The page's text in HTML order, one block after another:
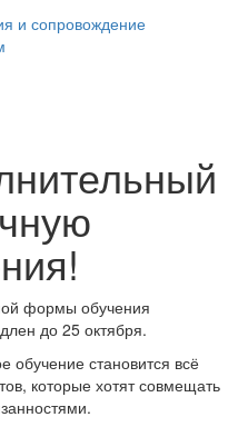
и сопровождение
формы обучения
до 25 октября.
обучение становится всё
которые хотят совмещать